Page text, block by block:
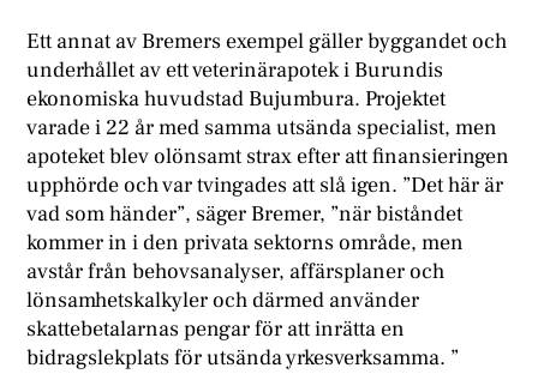
Ett annat av Bremers exempel gäller byggandet och
underhållet av ett veterinärapotek i Burundis
ekonomiska huvudstad Bujumbura. Projektet
varade i 22 år med samma utsända specialist, men
apoteket blev olönsamt strax efter att finansieringen
upphörde och var tvingades att slå igen. ”Det här är
vad som händer”, säger Bremer, ”när biståndet
kommer in i den privata sektorns område, men
avstår från behovsanalyser, affärsplaner och
lönsamhetskalkyler och därmed använder
skattebetalarnas pengar för att inrätta en
bidragslekplats för utsända yrkesverksamma. ”